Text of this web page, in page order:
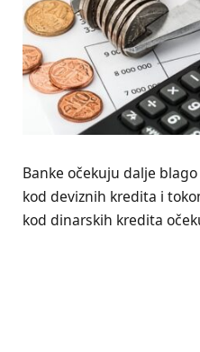
Banke očekuju dalje
kod deviznih kredita i
kod dinarskih kredita